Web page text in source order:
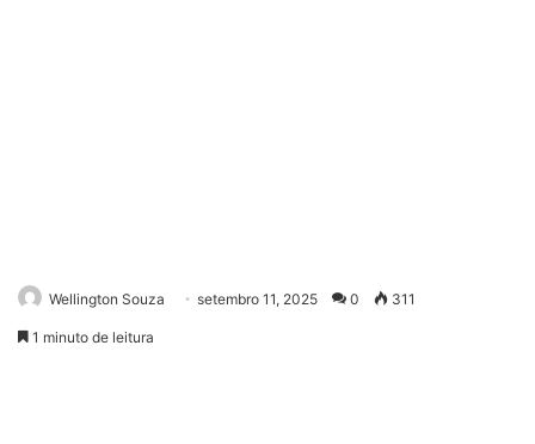
Wellington Souza setembro 11, 2025 0 311
1 minuto de leitura